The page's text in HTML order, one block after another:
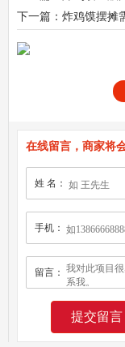
解析！
下一篇：炸鸡馍摆摊
在线留言，商家将
姓 名：
手机：
留言：